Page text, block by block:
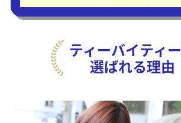
ティーバイティ
選ばれる理由